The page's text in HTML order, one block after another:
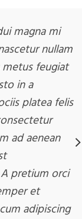
magna mi
nullam
feugiat
in a
platea felis
ad aenean
pretium orci
et
adipiscing